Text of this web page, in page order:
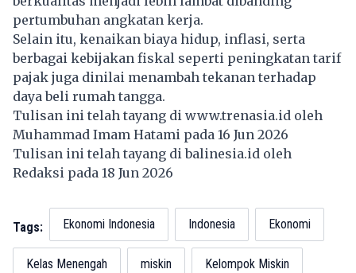
pertumbuhan angkatan kerja.
Selain itu, kenaikan biaya hidup, inflasi, serta
berbagai kebijakan fiskal seperti peningkatan tarif
pajak juga dinilai menambah tekanan terhadap
daya beli rumah tangga.
Tulisan ini telah tayang di www.trenasia.id oleh
Muhammad Imam Hatami pada 16 Jun 2026
Tulisan ini telah tayang dibalinesia.id oleh
Redaksi pada 18 Jun 2026
Tags: Ekonomi Indonesia Indonesia Ekonomi
Kelas Menengah miskin Kelompok Miskin